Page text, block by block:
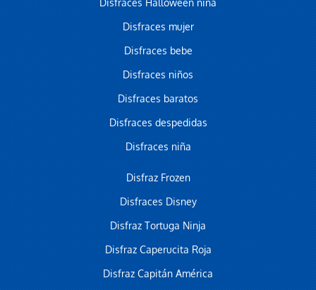
Disfraces Halloween niña
Disfraces mujer
Disfraces bebe
Disfraces niños
Disfraces baratos
Disfraces despedidas
Disfraces niña
Disfraz Frozen
Disfraces Disney
Disfraz Tortuga Ninja
Disfraz Caperucita Roja
Disfraz Capitán América